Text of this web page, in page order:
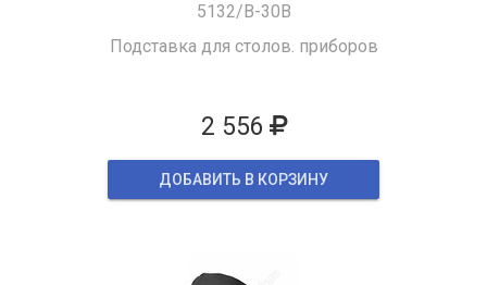
5132/B-30B
Подставка для столов. приборов
2 556
ДОБАВИТЬ В КОРЗИНУ